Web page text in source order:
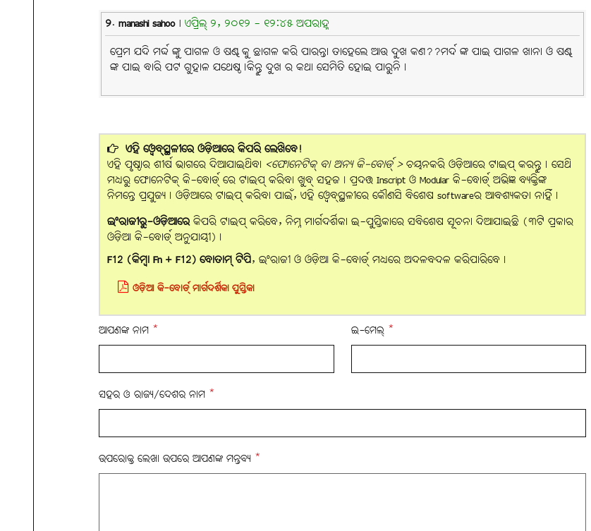
୨. manashi sahoo|ଏପ୍ରିଲ୍ ୨, ୨୦୧୨ - ୧୨:୪୫ ଅପରାହ୍ନ
ପ୍ରେମ ଯଦି ମର୍ଦ୍ଦ ଙ୍କୁ ପାଗଳ ଓ ଷଣ୍ଢ କୁ ଛାଗଳ କରି ପାରନ୍ତା ତାହେଲେ ଆଉ ଦୁଖ କଣ??ମର୍ଦ ଙ୍କ ପାଇ ପାଗଳ ଖାନା ଓ ଷଣ୍ଢ
ଙ୍କ ପାଇ ବାରି ପଟ ଗୁହାଳ ଯଥେଷ୍ଠ।କିନ୍ତୁ ଦୁଖ ର କଥା ସେମିତି ହୋଇ ପାରୁନି।
ଏହି ୱେବ୍‌ସ୍ଥଳୀରେ ଓଡ଼ିଆରେ କିପରି ଲେଖିବେ!
ଏହି ପୃଷ୍ଠାର ଶୀର୍ଷ ଭାଗରେ ଦିଆଯାଇଥିବା <ଫୋନେଟିକ୍ ବା ଅନ୍ୟ କି-ବୋର୍ଡ୍ >ଚୟନକରି ଓଡ଼ିଆରେ ଟାଇପ୍ କରନ୍ତୁ। ସେଥି
ମଧ୍ୟରୁ ଫୋନେଟିକ୍ କି-ବୋର୍ଡ୍ ରେ ଟାଇପ୍ କରିବା ଖୁବ୍ ସହଜ। ପ୍ରଦତ୍ତ Inscript ଓ Modular କି-ବୋର୍ଡ୍ ଅଭିଜ୍ଞ ବ୍ୟକ୍ତିଙ୍କ
ନିମନ୍ତେ ପ୍ରଯୁଜ୍ୟ। ଓଡ଼ିଆରେ ଟାଇପ୍ କରିବା ପାଇଁ, ଏହି ୱେବ୍‌ସ୍ଥଳୀରେ କୌଣସି ବିଶେଷ softwareର ଆବଶ୍ୟକତା ନାହିଁ।
ଇଂରାଜୀରୁ-ଓଡ଼ିଆରେକିପରି ଟାଇପ୍ କରିବେ, ନିମ୍ନ ମାର୍ଗଦର୍ଶିକା ଇ-ପୁସ୍ତିକାରେ ସବିଶେଷ ସୂଚନା ଦିଆଯାଇଛି (୩ଟି ପ୍ରକାର
ଓଡ଼ିଆ କି-ବୋର୍ଡ୍ ଅନୁଯାୟୀ)।
F12 (କିମ୍ବା Fn + F12) ବୋତାମ୍‌ ଟିପି, ଇଂରାଜୀ ଓ ଓଡ଼ିଆ କି-ବୋର୍ଡ୍ ମଧ୍ୟରେ ଅଦଳବଦଳ କରିପାରିବେ।
ଓଡ଼ିଆ କି-ବୋର୍ଡ୍ ମାର୍ଗଦର୍ଶିକା ପୁସ୍ତିକା
ଆପଣଙ୍କ ନାମ * ଇ-ମେଲ୍ *
ସହର ଓ ରାଜ୍ୟ/ଦେଶର ନାମ *
ଉପରୋକ୍ତ ଲେଖା ଉପରେ ଆପଣଙ୍କ ମନ୍ତବ୍ୟ *